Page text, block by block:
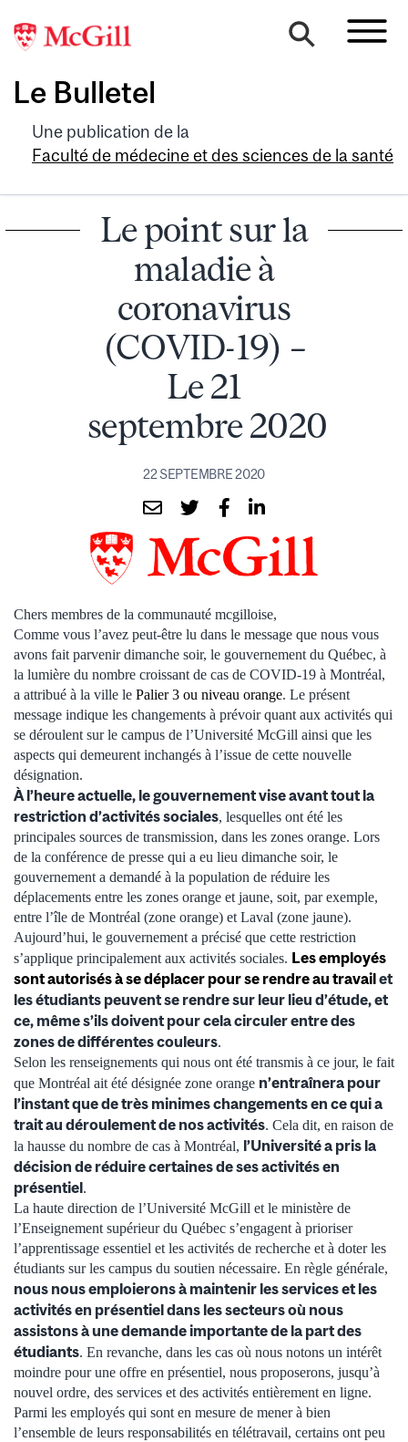
Le Bulletel
Une publication de la
Faculté de médecine et des sciences de la santé
Le point sur la
maladie à
coronavirus
(COVID-19) –
Le 21
septembre 2020
22 SEPTEMBRE 2020
Chers membres de la communauté mcgilloise,
Comme vous l’avez peut-être lu dans le message que nous vous
avons fait parvenir dimanche soir, le gouvernement du Québec, à
la lumière du nombre croissant de cas de COVID-19 à Montréal,
a attribué à la ville le Palier 3 ou niveau orange. Le présent
message indique les changements à prévoir quant aux activités qui
se déroulent sur le campus de l’Université McGill ainsi que les
aspects qui demeurent inchangés à l’issue de cette nouvelle
désignation.
À l’heure actuelle, le gouvernement vise avant tout la
restriction d’activités sociales, lesquelles ont été les
principales sources de transmission, dans les zones orange. Lors
de la conférence de presse qui a eu lieu dimanche soir, le
gouvernement a demandé à la population de réduire les
déplacements entre les zones orange et jaune, soit, par exemple,
entre l’île de Montréal (zone orange) et Laval (zone jaune).
Aujourd’hui, le gouvernement a précisé que cette restriction
s’applique principalement aux activités sociales. Les employés
sont autorisés à se déplacer pour se rendre au travailet
les étudiants peuvent se rendre sur leur lieu d’étude, et
ce, même s’ils doivent pour cela circuler entre des
zones de différentes couleurs.
Selon les renseignements qui nous ont été transmis à ce jour, le fait
que Montréal ait été désignée zone orange n’entraînera pour
l’instant que de très minimes changements en ce qui a
trait au déroulement de nos activités. Cela dit, en raison de
la hausse du nombre de cas à Montréal, l’Université a pris la
décision de réduire certaines de ses activités en
présentiel.
La haute direction de l’Université McGill et le ministère de
l’Enseignement supérieur du Québec s’engagent à prioriser
l’apprentissage essentiel et les activités de recherche et à doter les
étudiants sur les campus du soutien nécessaire. En règle générale,
nous nous emploierons à maintenir les services et les
activités en présentiel dans les secteurs où nous
assistons à une demande importante de la part des
étudiants. En revanche, dans les cas où nous notons un intérêt
moindre pour une offre en présentiel, nous proposerons, jusqu’à
nouvel ordre, des services et des activités entièrement en ligne.
Parmi les employés qui sont en mesure de mener à bien
l’ensemble de leurs responsabilités en télétravail, certains ont peu